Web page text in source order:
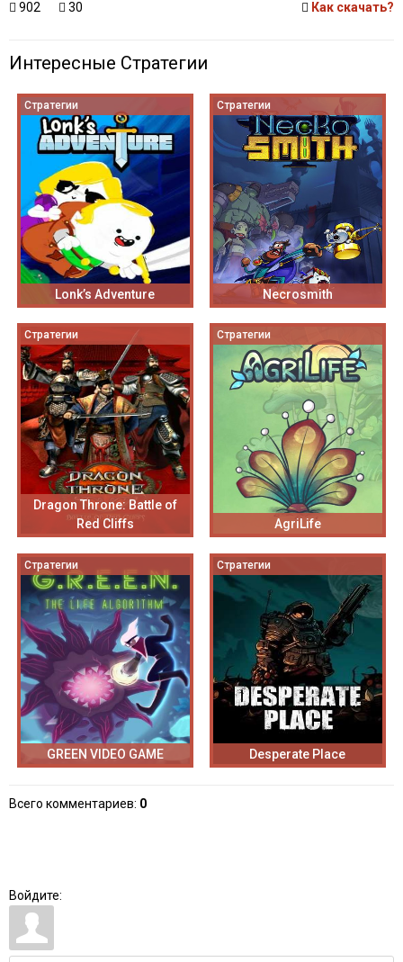
902 30 Как скачать?
Интересные Стратегии
Стратегии
Lonk’s Adventure
Стратегии
Necrosmith
Стратегии
Dragon Throne: Battle of
Red Cliffs
Стратегии
AgriLife
Стратегии
GREEN VIDEO GAME
Стратегии
Desperate Place
Всего комментариев: 0
Войдите: